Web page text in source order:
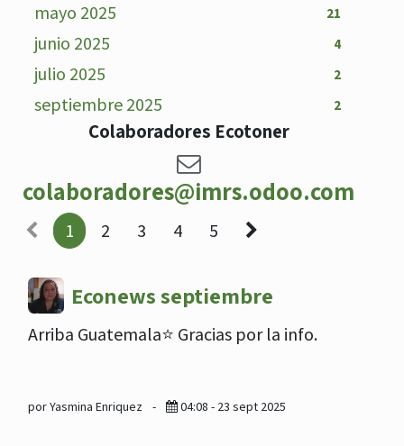
mayo 2025 21
junio 2025 4
julio 2025 2
septiembre 2025 2
Colaboradores Ecotoner
colaboradores@imrs.odoo.com
1 2 3 4 5
Econews septiembre
Arriba Guatemala⭐️ Gracias por la info.
por Yasmina Enriquez - 04:08 - 23 sept 2025